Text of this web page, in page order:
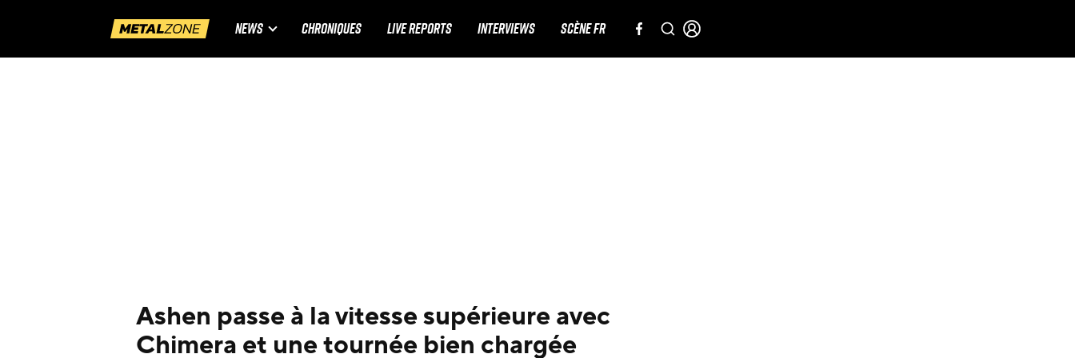
NEWS CHRONIQUES LIVE REPORTS INTERVIEWS SCÈNE FR
Ashen passe à la vitesse supérieure avec
Chimera et une tournée bien chargée